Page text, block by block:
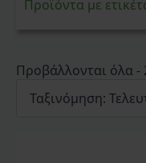
Προϊόντα με
Προβάλλονται όλα -